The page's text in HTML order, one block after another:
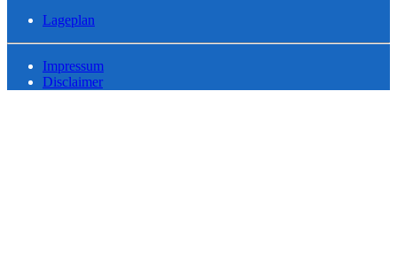
Lageplan
Impressum
Disclaimer